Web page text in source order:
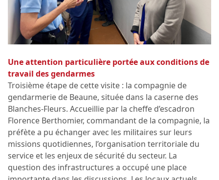
Une attention particulière portée aux conditions de
travail des gendarmes
Troisième étape de cette visite : la compagnie de
gendarmerie de Beaune, située dans la caserne des
Blanches-Fleurs. Accueillie par la cheffe d’escadron
Florence Berthomier, commandant de la compagnie, la
préfète a pu échanger avec les militaires sur leurs
missions quotidiennes, l’organisation territoriale du
service et les enjeux de sécurité du secteur. La
question des infrastructures a occupé une place